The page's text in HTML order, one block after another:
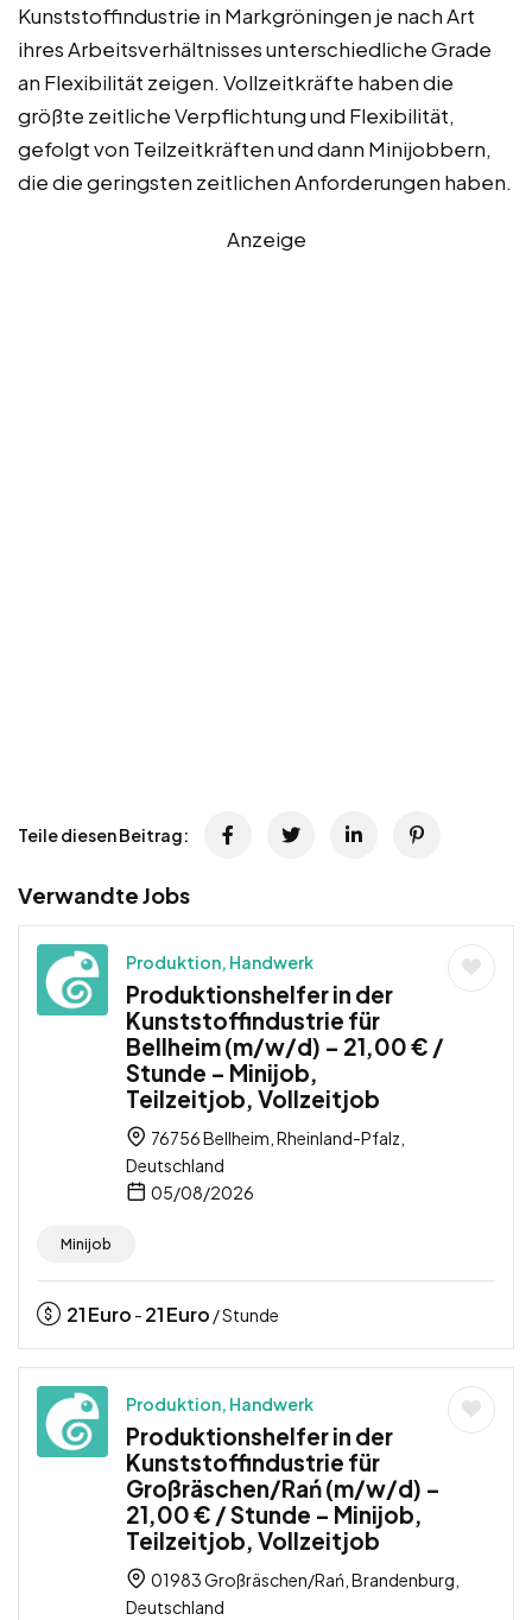
Kunststoffindustrie in Markgröningen je nach Art
ihres Arbeitsverhältnisses unterschiedliche Grade
an Flexibilität zeigen. Vollzeitkräfte haben die
größte zeitliche Verpflichtung und Flexibilität,
gefolgt von Teilzeitkräften und dann Minijobbern,
die die geringsten zeitlichen Anforderungen haben.
Anzeige
Teile diesen Beitrag:
Verwandte Jobs
Produktion, Handwerk
Produktionshelfer in der
Kunststoffindustrie für
Bellheim (m/w/d) – 21,00 € /
Stunde – Minijob,
Teilzeitjob, Vollzeitjob
76756 Bellheim, Rheinland-Pfalz,
Deutschland
05/08/2026
Minijob
21Euro - 21Euro / Stunde
Produktion, Handwerk
Produktionshelfer in der
Kunststoffindustrie für
Großräschen/Rań (m/w/d) –
21,00 € / Stunde – Minijob,
Teilzeitjob, Vollzeitjob
01983 Großräschen/Rań, Brandenburg,
Deutschland